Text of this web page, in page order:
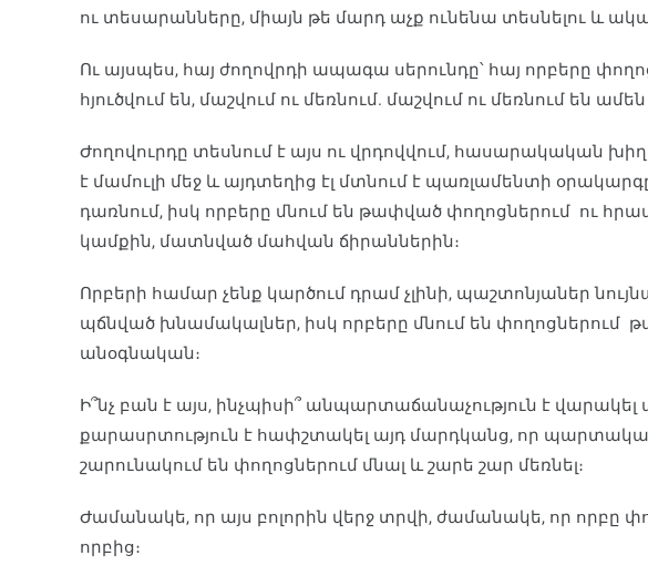
ու տեսարանները, միայն թե մարդ աչք ունենա տեսնելու և
Ու այսպես, հայ ժողովրդի ապագա սերունդը՝ հայ որբերը
հյուծվում են, մաշվում ու մեռնում. մաշվում ու մեռնում են
Ժողովուրդը տեսնում է այս ու վրդովվում, հասարակական
է մամուլի մեջ և այդտեղից էլ մտնում է պառլամենտի
դառնում, իսկ որբերը մնում են թափված փողոցներում ու
կամքին, մատնված մահվան ճիրաններին։
Որբերի համար չենք կարծում դրամ չլինի, պաշտոնյաներ
պճնված խնամակալներ, իսկ որբերը մնում են փողոցներում
անօգնական։
Ի՞նչ բան է այս, ինչպիսի՞ անպարտաճանաչություն է վարակել
քարասրտություն է հափշտակել այդ մարդկանց, որ
շարունակում են փողոցներում մնալ և շարե շար մեռնել։
Ժամանակե, որ այս բոլորին վերջ տրվի, ժամանակե, որ որբը
որբից։